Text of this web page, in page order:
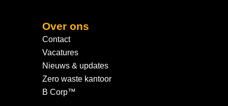
Over ons
Contact
Vacatures
Nieuws & updates
Zero waste kantoor
B Corp™